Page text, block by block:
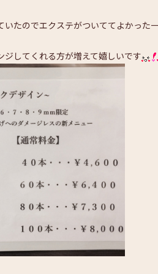
いたのでエクステがついててよかった
してくれる方が増えて嬉しいです